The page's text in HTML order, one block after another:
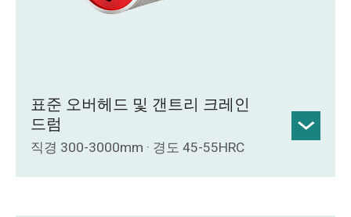
표준 오버헤드 및 갠트리 크레인
드럼
직경 300-3000mm · 경도 45-55HRC